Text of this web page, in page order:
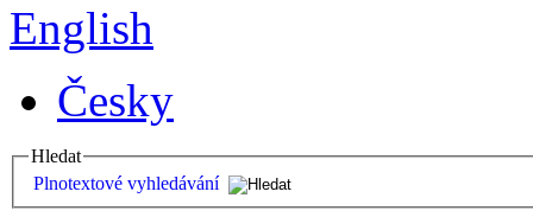
English
Česky
Hledat
Plnotextové vyhledávání